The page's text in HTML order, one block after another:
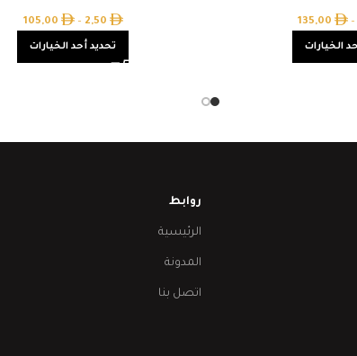
–
135,00
الخيارات
2,50
–
105,00
تحديد أحد الخيارات
روابط
الرئيسية
المدونة
اتصل بنا